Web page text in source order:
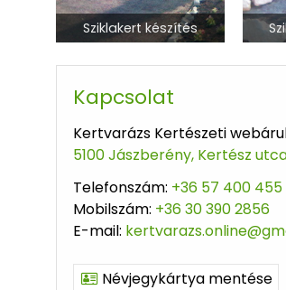
Sziklakert készítés
Kapcsolat
Kertvarázs Kertészeti
5100 Jászberény, Kertész
Telefonszám: +36 57 400 455
Mobilszám: +36 30 390 2856
E-mail:
Névjegykártya mentése